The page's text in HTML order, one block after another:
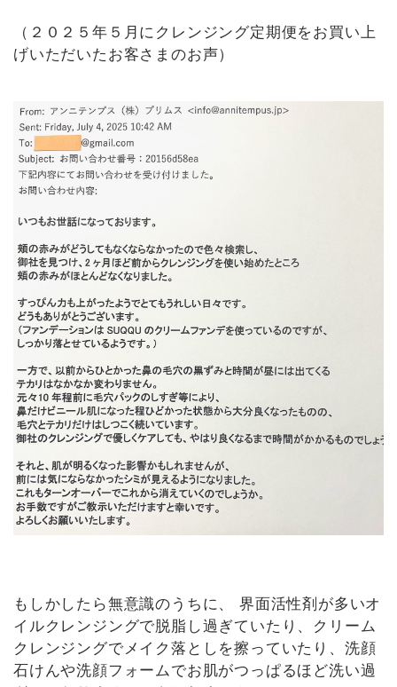
（２０２５年５月にクレンジング定期便をお買い上
げいただいたお客さまのお声）
もしかしたら無意識のうちに、 界面活性剤が多いオ
イルクレンジングで脱脂し過ぎていたり、クリーム
クレンジングでメイク落としを擦っていたり、洗顔
石けんや洗顔フォームでお肌がつっぱるほど洗い過